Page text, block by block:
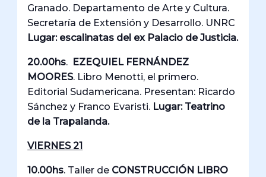
Granado. Departamento de Arte y Cultura.
Secretaría de Extensión y Desarrollo. UNRC
Lugar: escalinatas del ex Palacio de Justicia.
20.00hs. EZEQUIEL FERNÁNDEZ
MOORES. Libro Menotti, el primero.
Editorial Sudamericana. Presentan: Ricardo
Sánchez y Franco Evaristi. Lugar: Teatrino
de la Trapalanda.
VIERNES 21
10.00hs. Taller de CONSTRUCCIÓN LIBRO